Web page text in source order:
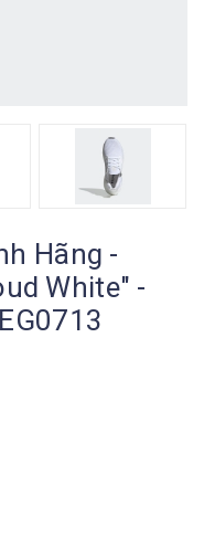
Hãng -
White" -